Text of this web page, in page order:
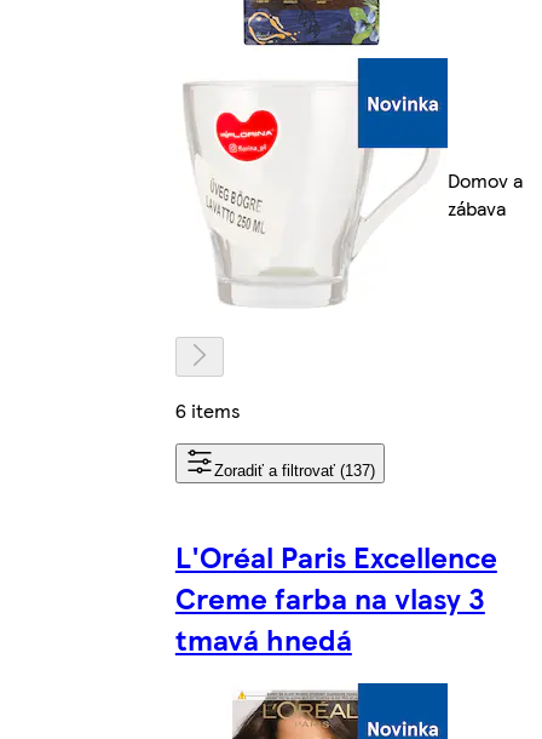
Domov a
zábava
6 items
Zoradiť a filtrovať (137)
L'Oréal Paris Excellence
Creme farba na vlasy 3
tmavá hnedá